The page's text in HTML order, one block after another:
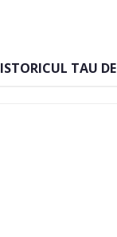
ISTORICUL TAU